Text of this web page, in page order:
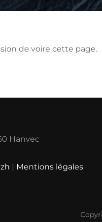
de voire cette page.
Hanvec
| Mentions légales